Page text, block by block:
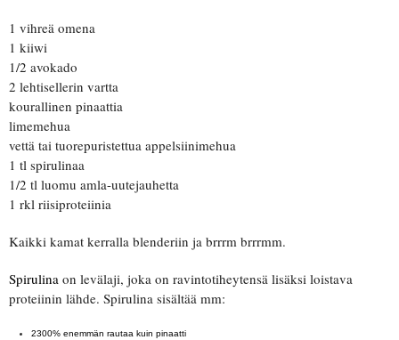
1 vihreä omena
1 kiiwi
1/2 avokado
2 lehtisellerin vartta
kourallinen pinaattia
limemehua
vettä tai tuorepuristettua appelsiinimehua
1 tl spirulinaa
1/2 tl luomu amla-uutejauhetta
1 rkl riisiproteiinia
Kaikki kamat kerralla blenderiin ja brrrm brrrmm.
Spirulina on levälaji, joka on ravintotiheytensä lisäksi loistava
proteiinin lähde. Spirulina sisältää mm:
2300% enemmän rautaa kuin pinaatti